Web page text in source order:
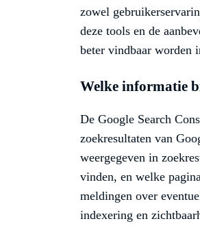
zowel
deze tools en de
beter vindbaar worden
Welke informatie
De Google Search
zoekresultaten van
weergegeven in
vinden, en welke
meldingen over
indexering en